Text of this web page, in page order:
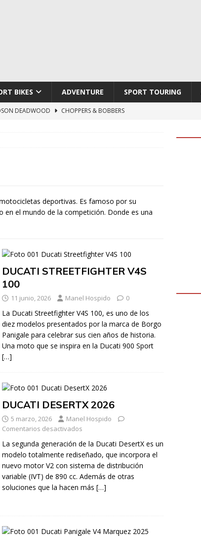
BIKES ADVENTURE SPORT TOURING
DEADWOOD
CHOPPERS & BOBBERS
deportivas. Es famoso por su
el mundo de la competición. Donde es una
DUCATI STREETFIGHTER V4S
100
11 junio, 2026 Manel Hospido 0
La Ducati Streetfighter V4S 100, es uno de los
diez modelos presentados por la marca de Borgo
Panigale para celebrar sus cien años de historia.
Una moto que se inspira en la Ducati 900 Sport
[…]
DUCATI DESERTX 2026
5 marzo, 2026
Manel Hospido
Comentarios desactivados
La segunda generación de la Ducati DesertX es un
modelo totalmente rediseñado, que incorpora el
nuevo motor V2 con sistema de distribución
variable (IVT) de 890 cc. Además de otras
soluciones que la hacen más […]